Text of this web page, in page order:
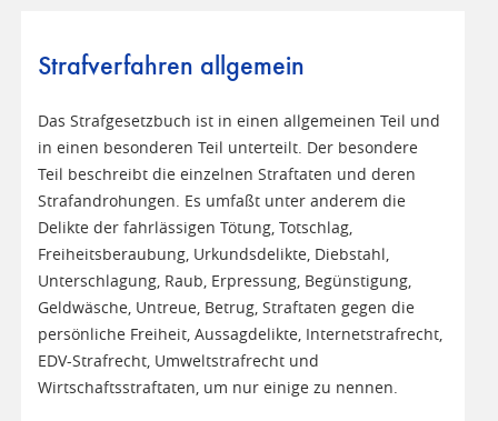
Strafverfahren allgemein
Das Strafgesetzbuch ist in einen allgemeinen Teil und
in einen besonderen Teil unterteilt. Der besondere
Teil beschreibt die einzelnen Straftaten und deren
Strafandrohungen. Es umfaßt unter anderem die
Delikte der fahrlässigen Tötung, Totschlag,
Freiheitsberaubung, Urkundsdelikte, Diebstahl,
Unterschlagung, Raub, Erpressung, Begünstigung,
Geldwäsche, Untreue, Betrug, Straftaten gegen die
persönliche Freiheit, Aussagdelikte, Internetstrafrecht,
EDV-Strafrecht, Umweltstrafrecht und
Wirtschaftsstraftaten, um nur einige zu nennen.